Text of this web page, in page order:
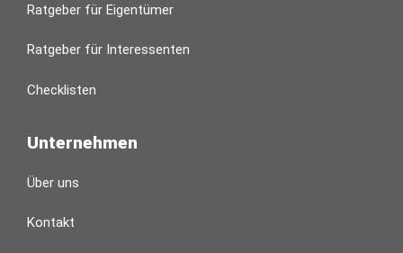
Ratgeber für Eigentümer
Ratgeber für Interessenten
Checklisten
Unternehmen
Über uns
Kontakt